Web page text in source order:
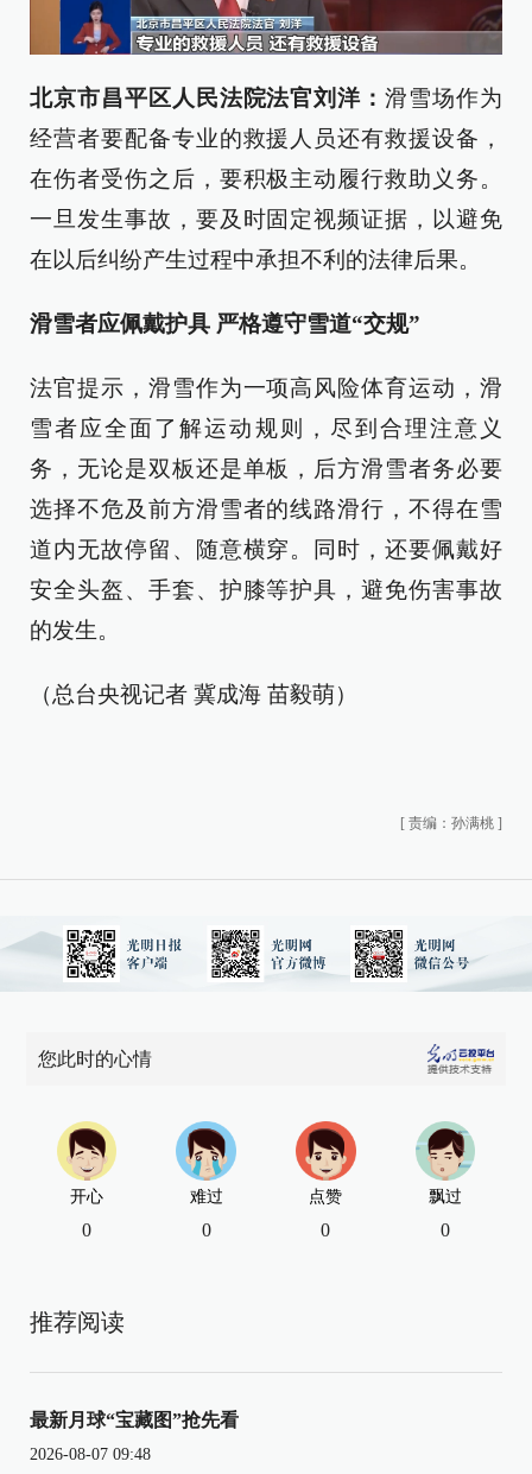
北京市昌平区人民法院法官刘洋：滑雪场作为
经营者要配备专业的救援人员还有救援设备，
在伤者受伤之后，要积极主动履行救助义务。
一旦发生事故，要及时固定视频证据，以避免
在以后纠纷产生过程中承担不利的法律后果。
滑雪者应佩戴护具 严格遵守雪道“交规”
法官提示，滑雪作为一项高风险体育运动，滑
雪者应全面了解运动规则，尽到合理注意义
务，无论是双板还是单板，后方滑雪者务必要
选择不危及前方滑雪者的线路滑行，不得在雪
道内无故停留、随意横穿。同时，还要佩戴好
安全头盔、手套、护膝等护具，避免伤害事故
的发生。
（总台央视记者 冀成海 苗毅萌）
[ 责编：孙满桃 ]
您此时的心情
开心
0
难过
0
点赞
0
飘过
0
推荐阅读
最新月球“宝藏图”抢先看
2026-08-07 09:48